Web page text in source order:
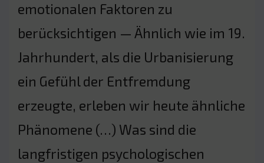
emotionalen Faktoren zu
berücksichtigen — Ähnlich wie im 19.
Jahrhundert, als die Urbanisierung
ein Gefühl der Entfremdung
erzeugte, erleben wir heute ähnliche
Phänomene (…) Was sind die
langfristigen psychologischen